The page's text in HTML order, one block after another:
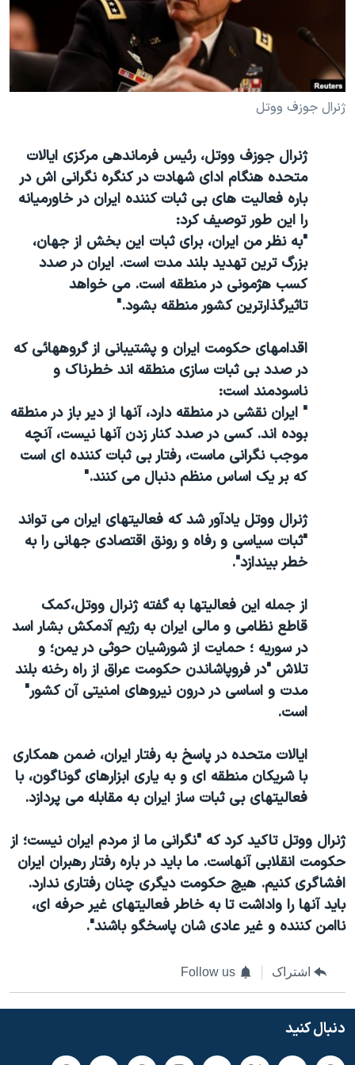
حقوق شهروندی
اقتصادی
علم و فناوری
گالری عکس
انتخابات ریاست جمهوری آمریکا ۲۰۲۴
حمله جمهوری اسلامی به اسرائیل
رمز مهسا
اعتراضات زن، زندگی، آزادی
مجموعه مستندهای دادخواهی
تریبونال مردمی آبان ۹۸
دادگاه حمید نوری
چهل سال گروگان‌گیری
قانون شفافیت دارائی کادر رهبری ایران
اسرائیل در جنگ
نرگس محمدی برنده جایزه نوبل صلح
همایش محافظه‌کاران آمریکا «سی‌پک»
صفحه‌های ویژه
سفر پرزیدنت ترامپ به چین
ژنرال جوزف ووتل
ژنرال جوزف ووتل، رئیس فرماندهی مرکزی ایالات
متحده هنگام ادای شهادت در کنگره نگرانی اش در
باره فعالیت های بی ثبات کننده ایران در خاورمیانه
را این طور توصیف کرد:
"به نظر من ایران، برای ثبات این بخش از جهان،
بزرگ ترین تهدید بلند مدت است. ایران در صدد
کسب هژمونی در منطقه است. می خواهد
تاثیرگذارترین کشور منطقه بشود."
اقدامهای حکومت ایران و پشتیبانی از گروههائی که
در صدد بی ثبات سازی منطقه اند خطرناک و
ناسودمند است:
" ایران نقشی در منطقه دارد، آنها از دیر باز در منطقه
بوده اند. کسی در صدد کنار زدن آنها نیست، آنچه
موجب نگرانی ماست، رفتار بی ثبات کننده ای است
که بر یک اساس منظم دنبال می کنند."
ژنرال ووتل یادآور شد که فعالیتهای ایران می تواند
"ثبات سیاسی و رفاه و رونق اقتصادی جهانی را به
خطر بیندازد".
از جمله این فعالیتها به گفته ژنرال ووتل،کمک
قاطع نظامی و مالی ایران به رژیم آدمکش بشار اسد
در سوریه ؛ حمایت از شورشیان حوثی در یمن؛ و
تلاش "در فروپاشاندن حکومت عراق از راه رخنه بلند
مدت و اساسی در درون نیروهای امنیتی آن کشور"
است.
ایالات متحده در پاسخ به رفتار ایران، ضمن همکاری
با شریکان منطقه ای و به یاری ابزارهای گوناگون، با
فعالیتهای بی ثبات ساز ایران به مقابله می پردازد.
ژنرال ووتل تاکید کرد که "نگرانی ما از مردم ایران نیست؛ از
حکومت انقلابی آنهاست. ما باید در باره رفتار رهبران ایران
افشاگری کنیم. هیچ حکومت دیگری چنان رفتاری ندارد.
باید آنها را واداشت تا به خاطر فعالیتهای غیر حرفه ای،
ناامن کننده و غیر عادی شان پاسخگو باشند".
اشتراک Follow us
دنبال کنید